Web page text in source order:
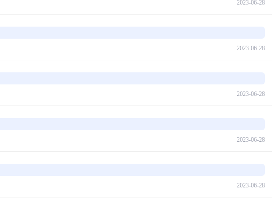
2023-06-28
2023-06-28
2023-06-28
2023-06-28
2023-06-28